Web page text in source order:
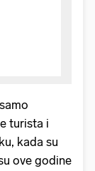
turista i
kada su
ove godine